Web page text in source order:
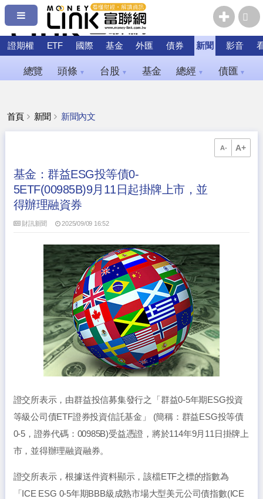
證期權 ETF 國際 基金 外匯 債券 新聞 影音
總覽 頭條 ▼ 台股 ▼ 基金 總經 ▼ 債匯 ▼
首頁 新聞 新聞內文
A- A+
基金：群益ESG投等債0-
5ETF(00985B)9月11日起掛牌上市，並
得辦理融資券
財訊新聞 2025/09/09 16:52
證交所表示，由群益投信募集發行之「群益0-5年期ESG投資
等級公司債ETF證券投資信託基金」 (簡稱：群益ESG投等債
0-5，證券代碼：00985B)受益憑證，將於114年9月11日掛牌上
市，並得辦理融資融券。
證交所表示，根據送件資料顯示，該檔ETF之標的指數為
「ICE ESG 0-5年期BBB級成熟市場大型美元公司債指數(ICE